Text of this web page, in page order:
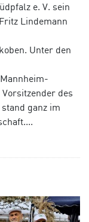
e. V. sein
Lindemann
Unter den
des
ganz im